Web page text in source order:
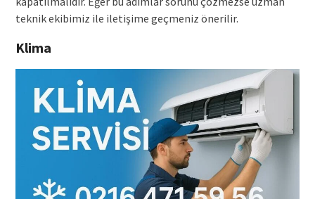
teknik ekibimiz ile iletişime geçmeniz önerilir.
Klima